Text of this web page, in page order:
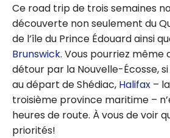
Ce road trip de trois semaines
découverte non seulement du
de l’île du Prince Édouard ainsi
Brunswick. Vous pourriez même
détour par la Nouvelle-Écosse,
au départ de Shédiac, Halifax –
troisième province maritime –
heures de route. À vous de voir
priorités!